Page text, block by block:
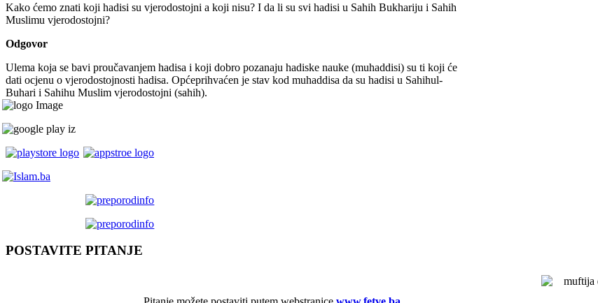
Kako ćemo znati koji hadisi su vjerodostojni a koji nisu? I da li su svi hadisi u Sahih Bukhariju i Sahih
Muslimu vjerodostojni?
Odgovor
Ulema koja se bavi proučavanjem hadisa i koji dobro pozanaju hadiske nauke (muhaddisi) su ti koji će
dati ocjenu o vjerodostojnosti hadisa. Općeprihvaćen je stav kod muhaddisa da su hadisi u Sahihul-
Buhari i Sahihu Muslim vjerodostojni (sahih).
POSTAVITE PITANJE